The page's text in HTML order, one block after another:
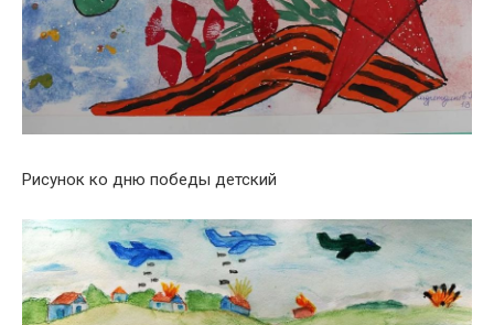
Рисунок ко дню победы детский